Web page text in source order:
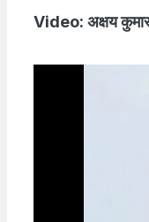
Video: अक्षय